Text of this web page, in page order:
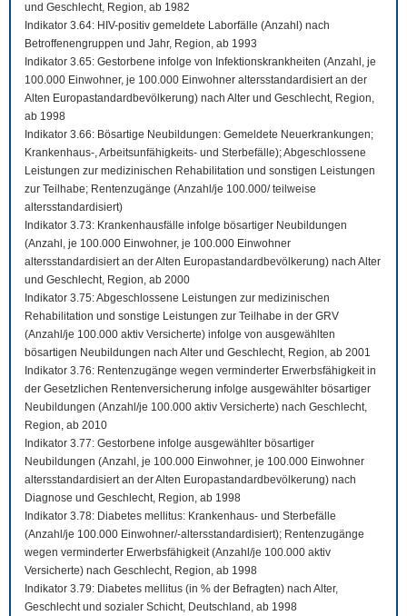
und Geschlecht, Region, ab 1982
Indikator 3.64: HIV-positiv gemeldete Laborfälle (Anzahl) nach
Betroffenengruppen und Jahr, Region, ab 1993
Indikator 3.65: Gestorbene infolge von Infektionskrankheiten (Anzahl, je
100.000 Einwohner, je 100.000 Einwohner altersstandardisiert an der
Alten Europastandardbevölkerung) nach Alter und Geschlecht, Region,
ab 1998
Indikator 3.66: Bösartige Neubildungen: Gemeldete Neuerkrankungen;
Krankenhaus-, Arbeitsunfähigkeits- und Sterbefälle); Abgeschlossene
Leistungen zur medizinischen Rehabilitation und sonstigen Leistungen
zur Teilhabe; Rentenzugänge (Anzahl/je 100.000/ teilweise
altersstandardisiert)
Indikator 3.73: Krankenhausfälle infolge bösartiger Neubildungen
(Anzahl, je 100.000 Einwohner, je 100.000 Einwohner
altersstandardisiert an der Alten Europastandardbevölkerung) nach Alter
und Geschlecht, Region, ab 2000
Indikator 3.75: Abgeschlossene Leistungen zur medizinischen
Rehabilitation und sonstige Leistungen zur Teilhabe in der GRV
(Anzahl/je 100.000 aktiv Versicherte) infolge von ausgewählten
bösartigen Neubildungen nach Alter und Geschlecht, Region, ab 2001
Indikator 3.76: Rentenzugänge wegen verminderter Erwerbsfähigkeit in
der Gesetzlichen Rentenversicherung infolge ausgewählter bösartiger
Neubildungen (Anzahl/je 100.000 aktiv Versicherte) nach Geschlecht,
Region, ab 2010
Indikator 3.77: Gestorbene infolge ausgewählter bösartiger
Neubildungen (Anzahl, je 100.000 Einwohner, je 100.000 Einwohner
altersstandardisiert an der Alten Europastandardbevölkerung) nach
Diagnose und Geschlecht, Region, ab 1998
Indikator 3.78: Diabetes mellitus: Krankenhaus- und Sterbefälle
(Anzahl/je 100.000 Einwohner/-altersstandardisiert); Rentenzugänge
wegen verminderter Erwerbsfähigkeit (Anzahl/je 100.000 aktiv
Versicherte) nach Geschlecht, Region, ab 1998
Indikator 3.79: Diabetes mellitus (in % der Befragten) nach Alter,
Geschlecht und sozialer Schicht, Deutschland, ab 1998